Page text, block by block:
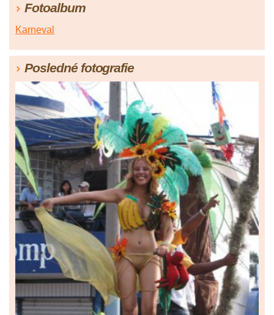
Fotoalbum
Karneval
Posledné fotografie